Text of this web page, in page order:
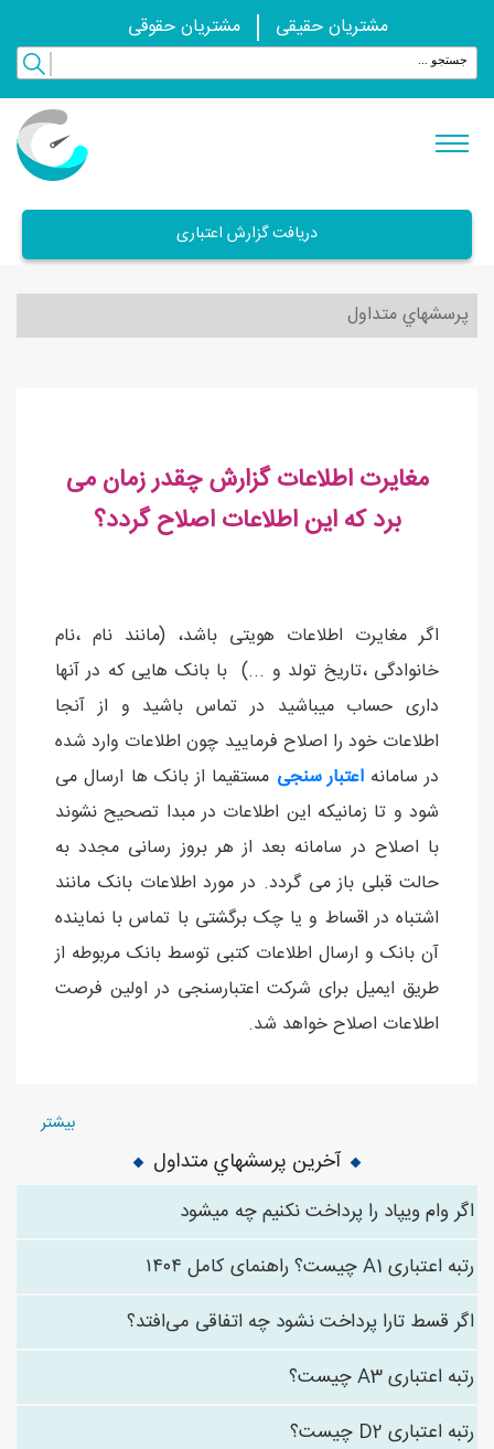
مشتریان حقیقی مشتریان حقوقی
دریافت گزارش اعتباری
پرسشهاي متداول
مغایرت اطلاعات گزارش چقدر زمان می
برد که این اطلاعات اصلاح گردد؟
اگر مغایرت اطلاعات هویتی باشد، (مانند نام ،نام
خانوادگی ،تاریخ تولد و ...) با بانک هایی که در آنها
داری حساب میباشید در تماس باشید و از آنجا
اطلاعات خود را اصلاح فرمایید چون اطلاعات وارد شده
در سامانهاعتبار سنجی مستقیما از بانک ها ارسال می
شود و تا زمانیکه این اطلاعات در مبدا تصحیح نشوند
با اصلاح در سامانه بعد از هر بروز رسانی مجدد به
حالت قبلی باز می گردد. در مورد اطلاعات بانک مانند
اشتباه در اقساط و یا چک برگشتی با تماس با نماینده
آن بانک و ارسال اطلاعات کتبی توسط بانک مربوطه از
طریق ایمیل برای شرکت اعتبارسنجی در اولین فرصت
اطلاعات اصلاح خواهد شد.
بیشتر
آخرین پرسشهاي متداول
اگر وام ویپاد را پرداخت نکنیم چه میشود
رتبه اعتباری A1 چیست؟ راهنمای کامل ۱۴۰۴
اگر قسط تارا پرداخت نشود چه اتفاقی می‌افتد؟
رتبه اعتباری A3 چیست؟
رتبه اعتباری D2 چیست؟